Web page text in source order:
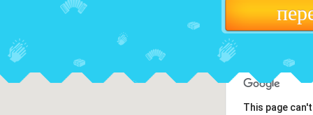
This page